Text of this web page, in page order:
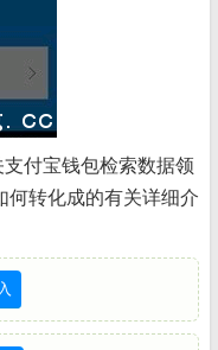
付宝钱包检索数据领
何转化成的有关详细介